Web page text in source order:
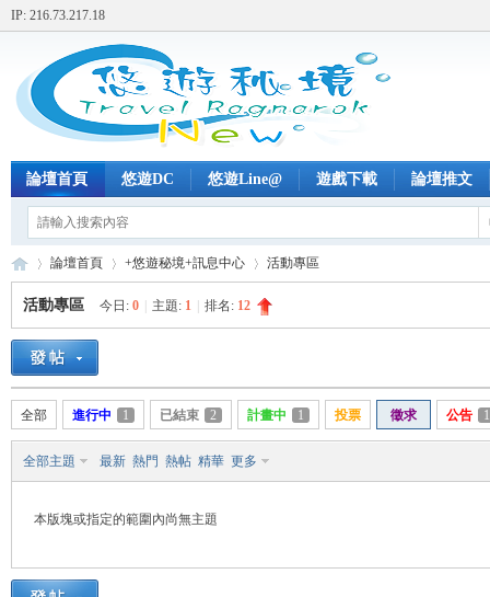
IP: 216.73.217.18
論壇首頁 悠遊DC 悠遊Line@ 遊戲下載 論壇推文
悠
»
論壇首頁 +悠遊秘境+訊息中心 活動專區
活動專區 今日: 0 主題: 1 排名: 12
全部 進行中 1 已結束 2 計畫中 1 投票 徵求 公告 1
全部主題 最新 熱門 熱帖 精華 更多
本版塊或指定的範圍內尚無主題